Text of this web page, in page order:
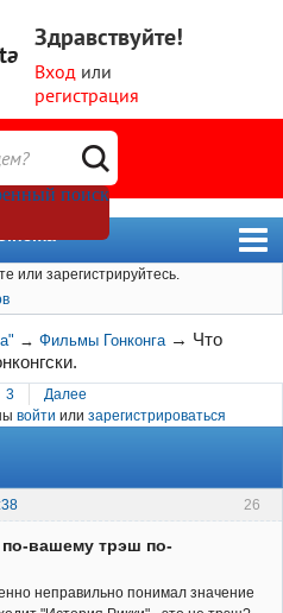
Здравствуйте!
Вход или
регистрация
или зарегистрируйтесь.
→Фильмы Гонконга → Что
3
Далее
войти или зарегистрироваться
26
по-вашему трэш по-
неправильно понимал значение